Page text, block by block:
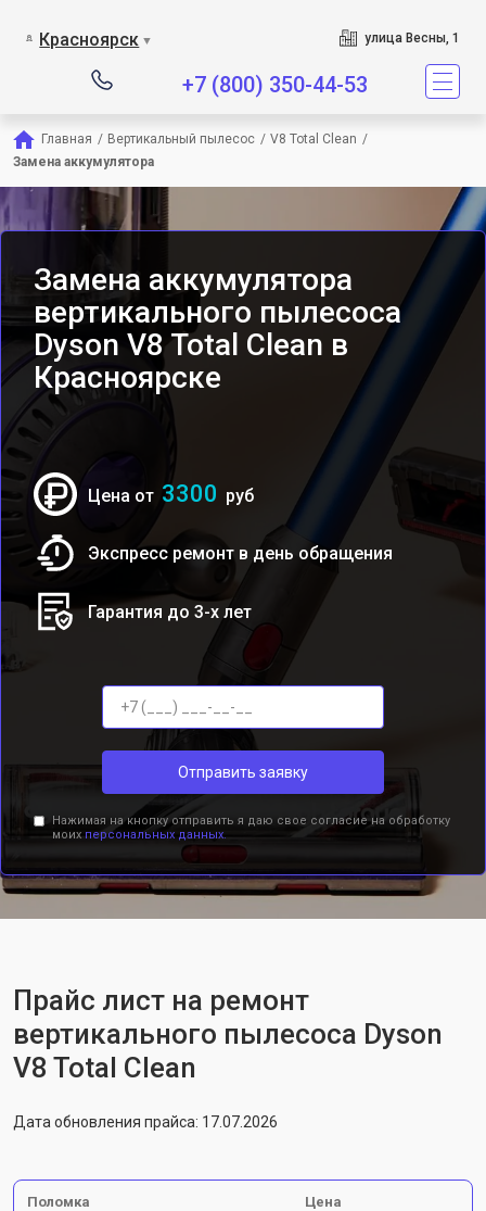
Красноярск ▼ улица Весны, 1
+7 (800) 350-44-53
Главная / Вертикальный пылесос / V8 Total Clean /
Замена аккумулятора
Замена аккумулятора
вертикального пылесоса
Dyson V8 Total Clean в
Красноярске
Цена от 3300 руб
Экспресс ремонт в день обращения
Гарантия до 3-х лет
Отправить заявку
Нажимая на кнопку отправить я даю свое согласие на обработку
моих персональных данных.
Прайс лист на ремонт
вертикального пылесоса Dyson
V8 Total Clean
Дата обновления прайса: 17.07.2026
Поломка Цена